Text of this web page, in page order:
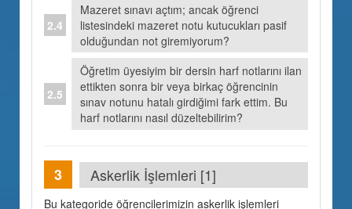
Mazeret sınavı açtım; ancak öğrenci
listesindeki mazeret notu kutucukları pasif
olduğundan not giremiyorum?
Öğretim üyesiyim bir dersin harf notlarını ilan
ettikten sonra bir veya birkaç öğrencinin
sınav notunu hatalı girdiğimi fark ettim. Bu
harf notlarını nasıl düzeltebilirim?
Askerlik İşlemleri [1]
Bu kategoride öğrencilerimizin askerlik işlemleri